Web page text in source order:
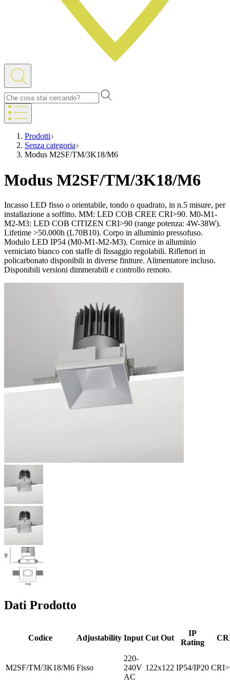
Prodotti
Senza categoria
Modus M2SF/TM/3K18/M6
Modus M2SF/TM/3K18/M6
Incasso LED fisso o orientabile, tondo o quadrato, in n.5 misure, per
installazione a soffitto. MM: LED COB CREE CRI>90. M0-M1-
M2-M3: LED COB CITIZEN CRI>90 (range potenza: 4W-38W).
Lifetime >50.000h (L70B10). Corpo in alluminio pressofuso.
Modulo LED IP54 (M0-M1-M2-M3). Cornice in alluminio
verniciato bianco con staffe di fissaggio regolabili. Riflettori in
policarbonato disponibili in diverse finiture. Alimentatore incluso.
Disponibili versioni dimmerabili e controllo remoto.
Dati Prodotto
Codice Adjustability Input Cut Out
IP
Rating
M2SF/TM/3K18/M6 Fisso
220-
240V
AC
122x122 IP54/IP20